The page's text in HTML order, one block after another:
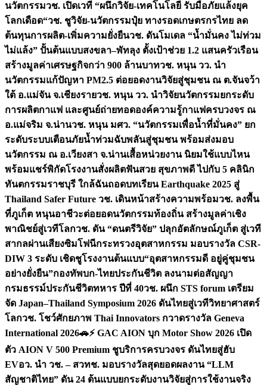
นวัตกรรมวช. เปิดเวที “ผนึกวิจัย-เทคโนโลยี รับมือภัยแล้งยุค
โลกเดือด“วช. ชูวิจัย-นวัตกรรมปุ๋ย ทางรอดเกษตรกรไทย ลด
ต้นทุนการผลิต-เพิ่มความยั่งยืนวช. ดันโมเดล “น้ำมั่นคง ไม่ท่วม
ไม่แล้ง” ปั้นต้นแบบสงขลา–พัทลุง ตั้งเป้าช่วย 1.2 แสนครัวเรือน
สร้างมูลค่าเศรษฐกิจกว่า 900 ล้านบาทวช. หนุน วว. นำ
นวัตกรรมแก้ปัญหา PM2.5 ต่อยอดงานวิจัยสู่ชุมชน ณ ต.จันจว้า
ใต้ อ.แม่จัน จ.เชียงรายวช. หนุน วว. นำวิจัยนวัตกรรมยกระดับ
การผลิตกาแฟ และศูนย์ถ่ายทอดองค์ความรู้กาแฟครบวงจร ณ
อ.แม่จริม จ.น่านวช. หนุน มศว. “นวัตกรรมเพื่อน้ำที่มั่นคง” ยก
ระดับระบบเตือนภัยน้ำท่วมฉับพลันสู่ชุมชน พร้อมส่งมอบ
นวัตกรรม ณ อ.เวียงสา จ.น่านเสื้อหน่วยงาน นิยมใช้แบบไหน
พร้อมแชร์พิกัดโรงงานสั่งผลิตฟันสวย สุขภาพดี ไปกับ 5 คลินิก
ทันตกรรมราชบุรี ใกล้ฉันถอดบทเรียน Earthquake 2025 สู่
Thailand Safer Future วช. เดินหน้าสร้างความพร้อมวช. ลงพื้น
ที่ภูเก็ต หนุนอาชีวะต่อยอดนวัตกรรมท้องถิ่น สร้างมูลค่าเชิง
พาณิชย์สู่เวทีโลกวช. ดัน “ดนตรีวิจัย” ปลุกอัตลักษณ์ภูเก็ต สู่เวที
สากลผ่านเสียงซิมโฟนีกระทรวงอุตสาหกรรม มอบรางวัล CSR-
DIW 3 ระดับ เชิดชูโรงงานต้นแบบ“อุตสาหกรรมดี อยู่คู่ชุมชน
อย่างยั่งยืน”กองทัพบก-ไทยประกันชีวิต ลงนามต่อสัญญา
กรมธรรม์ประกันชีวิตทหาร ปีที่ 40วช. ผนึก STS forum เตรียม
จัด Japan–Thailand Symposium 2026 ดันไทยสู่เวทีวิทยาศาสตร์
โลกวช. โชว์ศักยภาพ Thai Innovators กวาดรางวัล Geneva
International 2026🚗⚡️ GAC AION บุก Motor Show 2026 เปิด
ตัว AION V 500 Premium ชูบริการครบวงจร ดันไทยสู่ฮับ
EVอว. นำ วช. – สวทช. มอบรางวัลสุดยอดผลงาน “LLM
สัญชาติไทย” ดัน 24 ต้นแบบยกระดับงานวิจัยสู่การใช้งานจริง